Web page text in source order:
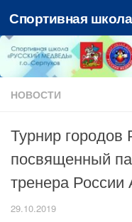
Перейти к
НОВОСТИ
Турнир городов
посвященный
тренера
29.10.2019